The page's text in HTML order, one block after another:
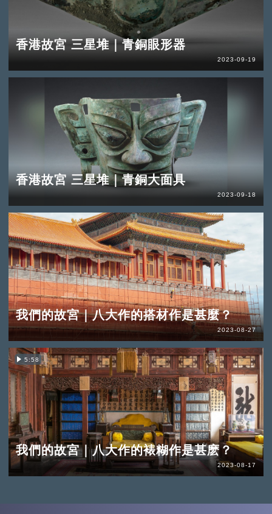
香港故宮 三星堆｜青銅眼形器
2023-09-19
香港故宮 三星堆｜青銅大面具
2023-09-18
我們的故宮｜八大作的搭材作是甚麼？
2023-08-27
5:58
我們的故宮｜八大作的裱糊作是甚麽？
2023-08-17